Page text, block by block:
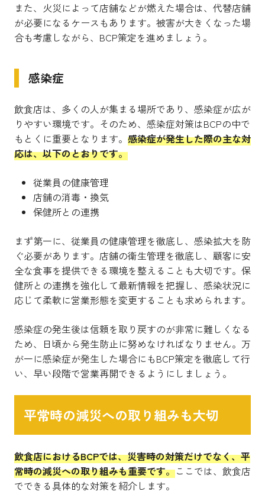
また、火災によって店舗などが燃えた場合は、代替店舗
が必要になるケースもあります。被害が大きくなった場
合も考慮しながら、BCP策定を進めましょう。
感染症
飲食店は、多くの人が集まる場所であり、感染症が広が
りやすい環境です。そのため、感染症対策はBCPの中で
もとくに重要となります。 感染症が発生した際の主な対
応は、以下のとおりです。
従業員の健康管理
店舗の消毒・換気
保健所との連携
まず第一に、従業員の健康管理を徹底し、感染拡大を防
ぐ必要があります。店舗の衛生管理を徹底し、顧客に安
全な食事を提供できる環境を整えることも大切です。保
健所との連携を強化して最新情報を把握し、感染状況に
応じて柔軟に営業形態を変更することも求められます。
感染症の発生後は信頼を取り戻すのが非常に難しくなる
ため、日頃から発生防止に努めなければなりません。万
が一に感染症が発生した場合にもBCP策定を徹底して行
い、早い段階で営業再開できるようにしましょう。
平常時の減災への取り組みも大切
飲食店におけるBCPでは、災害時の対策だけでなく、平
常時の減災への取り組みも重要です。ここでは、飲食店
でできる具体的な対策を紹介します。